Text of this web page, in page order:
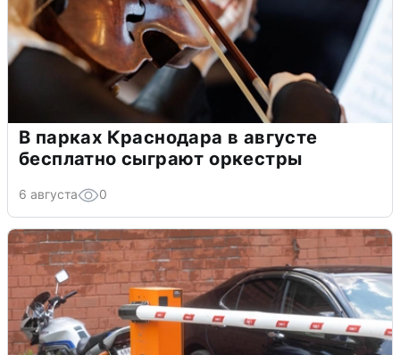
В парках Краснодара в августе
бесплатно сыграют оркестры
6 августа 0